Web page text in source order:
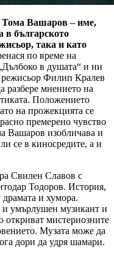
Тома Вашаров – име,
в българското
така и като
по време на
в душата“ и ни
режисьор Филип Кралев
разбере мнението на
Положението
на прожекцията се
премерено чувство
Вашаров изобличава и
се в киносредите, а и
Свилен Славов с
Тодоров. История,
драмата и хумора.
и умърлушен музикант и
откриват мистериозните
Музата може да
дори да удря шамари.